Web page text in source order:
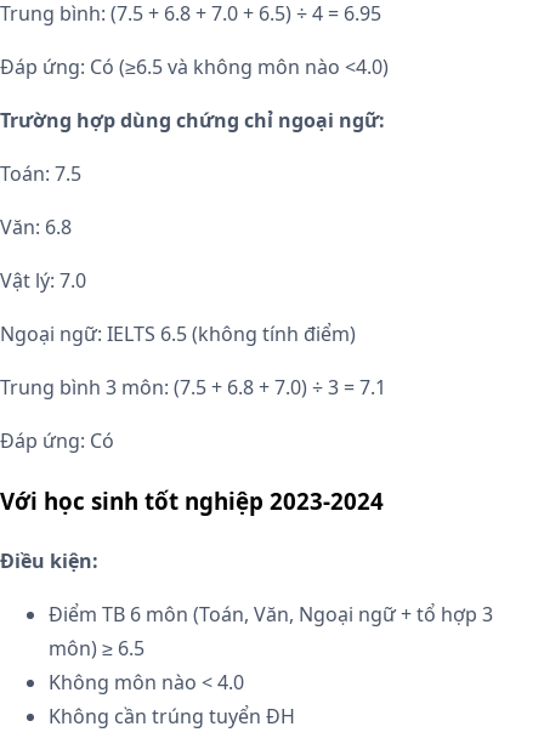
Trung bình: (7.5 + 6.8 + 7.0 + 6.5) ÷ 4 = 6.95
Đáp ứng: Có (≥6.5 và không môn nào <4.0)
Trường hợp dùng chứng chỉ ngoại ngữ:
Toán: 7.5
Văn: 6.8
Vật lý: 7.0
Ngoại ngữ: IELTS 6.5 (không tính điểm)
Trung bình 3 môn: (7.5 + 6.8 + 7.0) ÷ 3 = 7.1
Đáp ứng: Có
Với học sinh tốt nghiệp 2023-2024
Điều kiện:
Điểm TB 6 môn (Toán, Văn, Ngoại ngữ + tổ hợp 3
môn) ≥ 6.5
Không môn nào < 4.0
Không cần trúng tuyển ĐH